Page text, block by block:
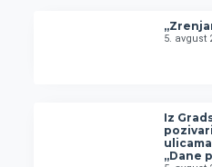
5. avgust
Iz
„Dane